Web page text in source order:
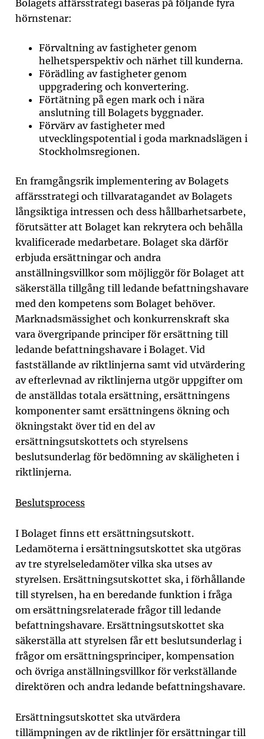
Bolagets affärsstrategi baseras på följande fyra
hörnstenar:
Förvaltning av fastigheter genom
helhetsperspektiv och närhet till kunderna.
Förädling av fastigheter genom
uppgradering och konvertering.
Förtätning på egen mark och i nära
anslutning till Bolagets byggnader.
Förvärv av fastigheter med
utvecklingspotential i goda marknadslägen i
Stockholmsregionen.
En framgångsrik implementering av Bolagets
affärsstrategi och tillvaratagandet av Bolagets
långsiktiga intressen och dess hållbarhetsarbete,
förutsätter att Bolaget kan rekrytera och behålla
kvalificerade medarbetare. Bolaget ska därför
erbjuda ersättningar och andra
anställningsvillkor som möjliggör för Bolaget att
säkerställa tillgång till ledande befattningshavare
med den kompetens som Bolaget behöver.
Marknadsmässighet och konkurrenskraft ska
vara övergripande principer för ersättning till
ledande befattningshavare i Bolaget. Vid
fastställande av riktlinjerna samt vid utvärdering
av efterlevnad av riktlinjerna utgör uppgifter om
de anställdas totala ersättning, ersättningens
komponenter samt ersättningens ökning och
ökningstakt över tid en del av
ersättningsutskottets och styrelsens
beslutsunderlag för bedömning av skäligheten i
riktlinjerna.
Beslutsprocess
I Bolaget finns ett ersättningsutskott.
Ledamöterna i ersättningsutskottet ska utgöras
av tre styrelseledamöter vilka ska utses av
styrelsen. Ersättningsutskottet ska, i förhållande
till styrelsen, ha en beredande funktion i fråga
om ersättningsrelaterade frågor till ledande
befattningshavare. Ersättningsutskottet ska
säkerställa att styrelsen får ett beslutsunderlag i
frågor om ersättningsprinciper, kompensation
och övriga anställningsvillkor för verkställande
direktören och andra ledande befattningshavare.
Ersättningsutskottet ska utvärdera
tillämpningen av de riktlinjer för ersättningar till